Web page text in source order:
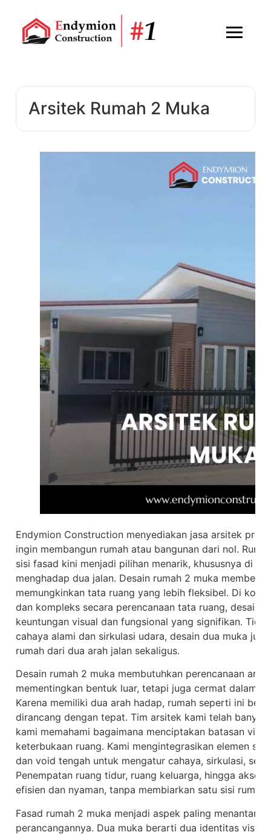
Arsitek Rumah 2 Muka
Endymion Construction menyediakan jasa arsitek
ingin membangun rumah atau bangunan dari nol.
sisi fasad kini menjadi pilihan menarik, khususnya di
menghadap dua jalan. Desain rumah 2 muka
memungkinkan tata ruang yang lebih fleksibel. Di kota
dan kompleks secara perencanaan tata ruang, desain
keuntungan visual dan fungsional yang signifikan.
cahaya alami dan sirkulasi udara, desain dua muka
rumah dari dua arah jalan sekaligus.
Desain rumah 2 muka membutuhkan perencanaan
mementingkan bentuk luar, tetapi juga cermat dalam
Karena memiliki dua arah hadap, rumah seperti ini
dirancang dengan tepat. Tim arsitek kami telah
kami memahami bagaimana menciptakan batasan
keterbukaan ruang. Kami mengintegrasikan elemen
dan void tengah untuk mengatur cahaya, sirkulasi,
Penempatan ruang tidur, ruang keluarga, hingga
efisien dan nyaman, tanpa membiarkan satu sisi rumah
Fasad rumah 2 muka menjadi aspek paling menantang
perancangannya. Dua muka berarti dua identitas